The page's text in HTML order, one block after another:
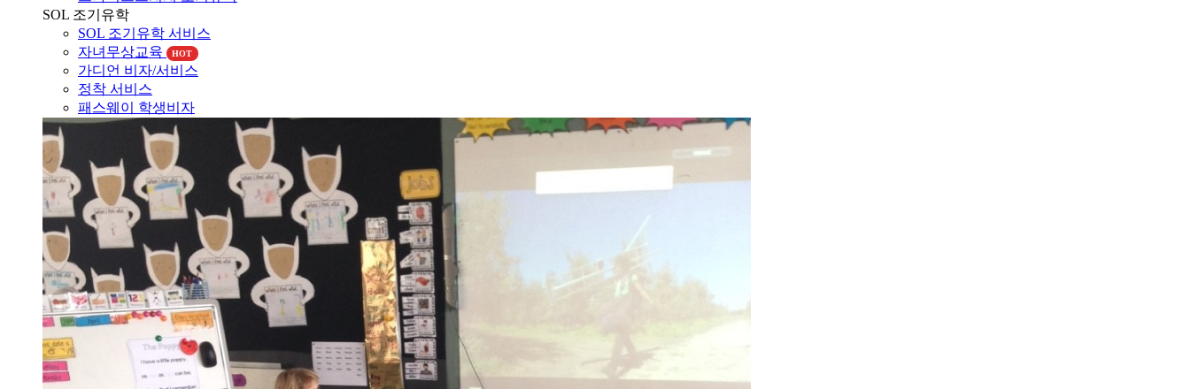
자녀무상교육
가디언 비자/서비스
정착 서비스
패스웨이 학생비자